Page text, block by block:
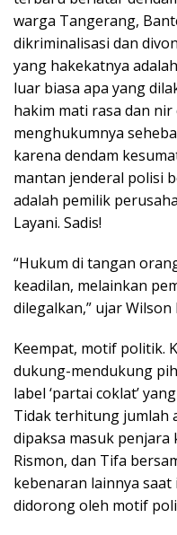
warga Tangerang,
dikriminalisasi dan
yang hakekatnya
luar biasa apa yang
hakim mati rasa dan
menghukumnya
karena dendam
mantan jenderal polisi
adalah pemilik
Layani. Sadis!
“Hukum di tangan
keadilan, melainkan
dilegalkan,” ujar Wilson
Keempat, motif politik.
dukung-mendukung
label ‘partai coklat’
Tidak terhitung jumlah
dipaksa masuk penjara
Rismon, dan Tifa
kebenaran lainnya
didorong oleh motif